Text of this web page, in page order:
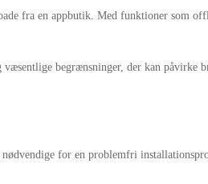
fra en appbutik. Med funktioner som
begrænsninger, der kan påvirke
nødvendige for en problemfri